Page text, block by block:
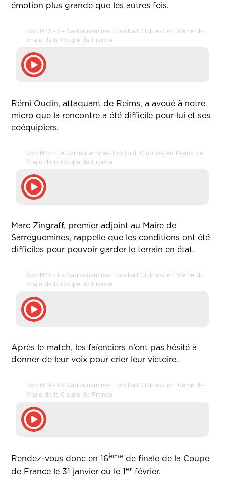
émotion plus grande que les autres fois.
Son N°6 - Le Sarreguemines Football Club est en 16ème de
finale de la Coupe de France
Rémi Oudin, attaquant de Reims, a avoué à notre
micro que la rencontre a été difficile pour lui et ses
coéquipiers.
Son N°7 - Le Sarreguemines Football Club est en 16ème de
finale de la Coupe de France
Marc Zingraff, premier adjoint au Maire de
Sarreguemines, rappelle que les conditions ont été
difficiles pour pouvoir garder le terrain en état.
Son N°8 - Le Sarreguemines Football Club est en 16ème de
finale de la Coupe de France
Après le match, les faïenciers n’ont pas hésité à
donner de leur voix pour crier leur victoire.
Son N°9 - Le Sarreguemines Football Club est en 16ème de
finale de la Coupe de France
Rendez-vous donc en 16ème de finale de la Coupe
de France le 31 janvier ou le 1er février.